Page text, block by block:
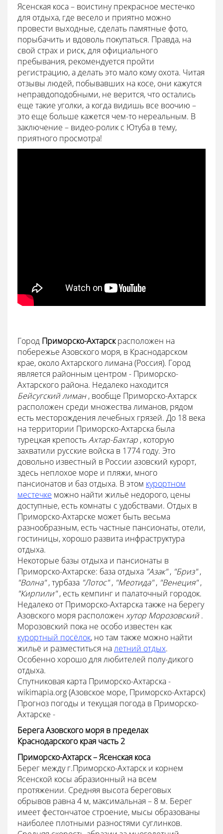
Ясенская коса – воистину прекрасное местечко
для отдыха, где весело и приятно можно
провести выходные, сделать памятные фото,
порыбачить и вдоволь покупаться. Правда, на
свой страх и риск, для официального
пребывания, рекомендуется пройти
регистрацию, а делать это мало кому охота. Читая
отзывы людей, побывавших на косе, они кажутся
неправдоподобными, не верится, что остались
еще такие уголки, а когда видишь все воочию –
это еще больше кажется чем-то нереальным. В
заключение – видео-ролик с Ютуба в тему,
приятного просмотра!
Город Приморско-Ахтарскрасположен на
побережье Азовского моря, в Краснодарском
крае, около Ахтарского лимана (Россия). Город
является районным центром - Приморско-
Ахтарского района. Недалеко находится
Бейсугский лиман, вообще Приморско-Ахтарск
расположен среди множества лиманов, рядом
есть месторождения лечебных грязей. До 18 века
на территории Приморско-Ахтарска была
турецкая крепостьАхтар-Бахтар , которую
захватили русские войска в 1774 году. Это
довольно известный в России азовский курорт,
здесь неплохое море и пляжи, много
пансионатов и баз отдыха. В этом курортном
местечке можно найти жильё недорого, цены
доступные, есть комнаты с удобствами. Отдых в
Приморско-Ахтарске может быть весьма
разнообразным, есть частные пансионаты, отели,
гостиницы, хорошо развита инфраструктура
отдыха.
Некоторые базы отдыха и пансионаты в
Приморско-Ахтарске: база отдыха "Азак", "Бриз",
"Волна", турбаза "Лотос", "Меотида", "Венеция",
"Кирпили", есть кемпинг и палаточный городок.
Недалеко от Приморско-Ахтарска также на берегу
Азовского моря расположен хутор Морозовский.
Морозовский пока не особо известен как
курортный посёлок, но там также можно найти
жильё и разместиться налетний отдых.
Особенно хорошо для любителей полу-дикого
отдыха.
Спутниковая карта Приморско-Ахтарска -
wikimapia.org (Азовское море, Приморско-Ахтарск)
Прогноз погоды и текущая погода в Приморско-
Ахтарске -
Берега Азовского моря в пределах
Краснодарского края часть 2
Приморско-Ахтарск – Ясенская коса
Берег между г.Приморско-Ахтарск и корнем
Ясенской косы абразионный на всем
протяжении. Средняя высота береговых
обрывов равна 4 м, максимальная – 8 м. Берег
имеет фестончатое строение, мысы образованы
наиболее плотными разностями суглинков.